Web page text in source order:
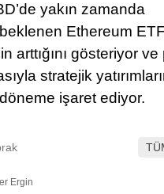
yakın zamanda
Ethereum
arttığını gösteriyor
stratejik
döneme işaret ediyor.
Ergin